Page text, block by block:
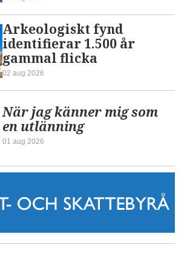
Arkeologiskt fynd
identifierar 1.500 år
gammal flicka
02 aug 2026
När jag känner mig som
en utlänning
01 aug 2026